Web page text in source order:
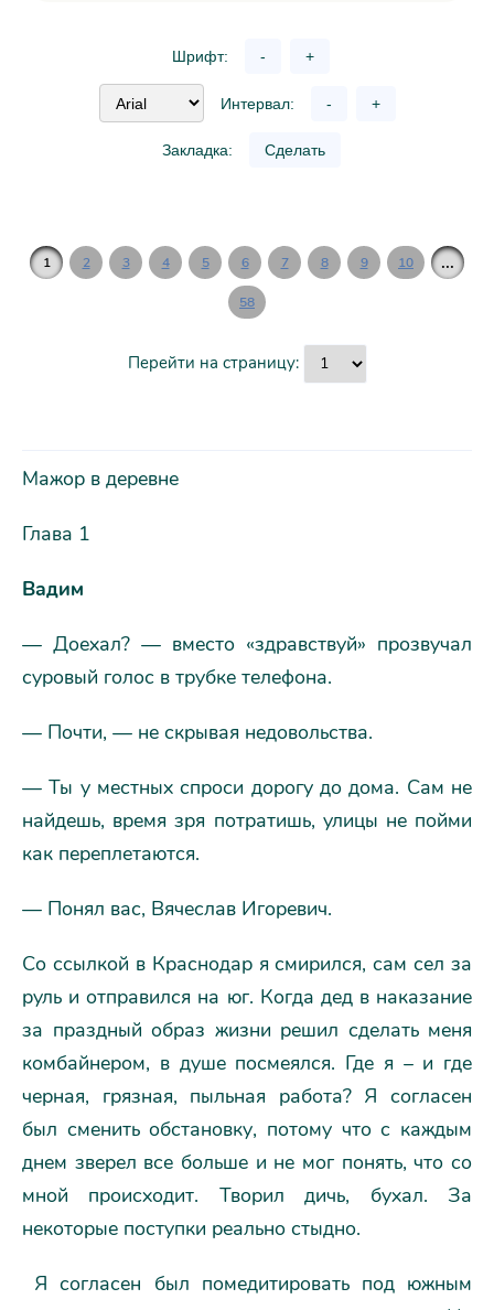
Шрифт: - +
Интервал: - +
Закладка: Сделать
1 2 3 4 5 6 7 8 9 10 ...
58
Перейти на страницу:
Мажор в деревне
Глава 1
Вадим
— Доехал? — вместо «здравствуй» прозвучал
суровый голос в трубке телефона.
— Почти, — не скрывая недовольства.
— Ты у местных спроси дорогу до дома. Сам не
найдешь, время зря потратишь, улицы не пойми
как переплетаются.
— Понял вас, Вячеслав Игоревич.
Со ссылкой в Краснодар я смирился, сам сел за
руль и отправился на юг. Когда дед в наказание
за праздный образ жизни решил сделать меня
комбайнером, в душе посмеялся. Где я – и где
черная, грязная, пыльная работа? Я согласен
был сменить обстановку, потому что с каждым
днем зверел все больше и не мог понять, что со
мной происходит. Творил дичь, бухал. За
некоторые поступки реально стыдно.
Я согласен был помедитировать под южным